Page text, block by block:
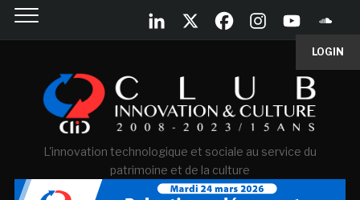
LOGIN
L'innovation technologique et sociale au service du
patrimoine et de la culture